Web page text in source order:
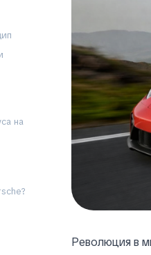
на
Революция в